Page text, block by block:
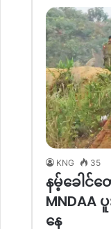
KNG 35
နမ့်ခေါင်
MNDAA
နေ